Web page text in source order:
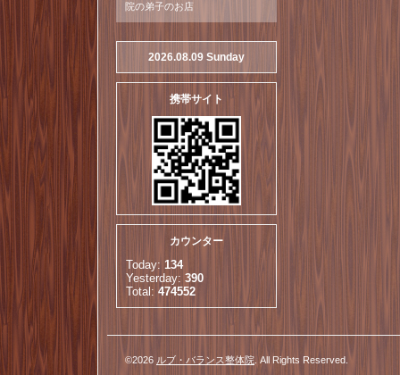
院の弟子のお店
2026.08.09 Sunday
携帯サイト
カウンター
Today: 134
Yesterday: 390
Total: 474552
©2026 ルブ・バランス整体院 . All Rights Reserved.